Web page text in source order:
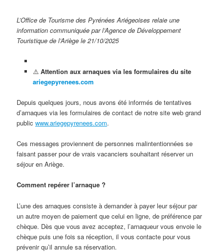
L’Office de Tourisme des Pyrénées Ariégeoises relaie une
information communiquée par l’Agence de Développement
Touristique de l’Ariège le 21/10/2025
⚠️ Attention aux arnaques via les formulaires du site
ariegepyrenees.com
Depuis quelques jours, nous avons été informés de tentatives
d’arnaques via les formulaires de contact de notre site web grand
publicwww.ariegepyrenees.com.
Ces messages proviennent de personnes malintentionnées se
faisant passer pour de vrais vacanciers souhaitant réserver un
séjour en Ariège.
Comment repérer l’arnaque ?
L’une des arnaques consiste à demander à payer leur séjour par
un autre moyen de paiement que celui en ligne, de préférence par
chèque. Dès que vous avez acceptez, l’arnaqueur vous envoie le
chèque puis une fois sa réception, il vous contacte pour vous
prévenir qu’il annule sa réservation.